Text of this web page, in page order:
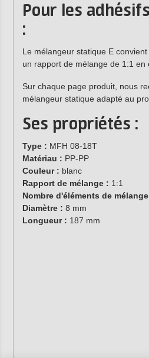
Pour les
:
Le mélangeur statique E
un rapport de mélange de 1:1 en
Sur chaque page produit, nous
mélangeur statique adapté au
Ses propriétés :
Type : MFH 08-18T
Matériau : PP-PP
Couleur : blanc
Rapport de mélange : 1:1
Nombre d'éléments de
Diamètre : 8 mm
Longueur : 187 mm